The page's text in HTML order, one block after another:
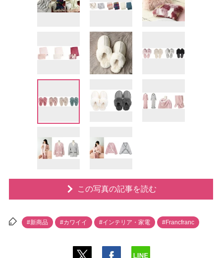
この写真の記事を読む
#新商品 #カワイイ #インテリア・家電 #Francfranc